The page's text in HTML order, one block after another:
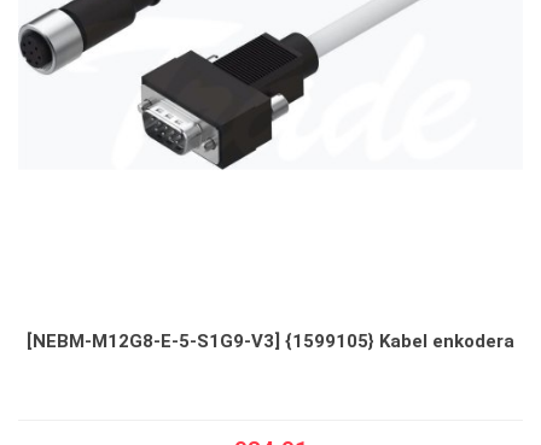
[NEBM-M12G8-E-5-S1G9-V3] {1599105} Kabel enkodera